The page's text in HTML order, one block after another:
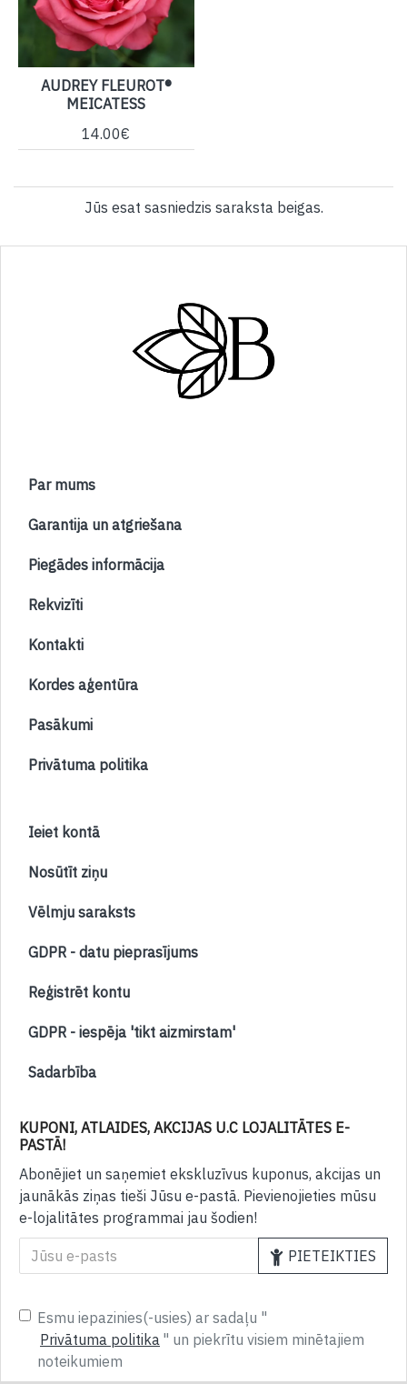
AUDREY FLEUROT®
MEICATESS
14.00€
Jūs esat sasniedzis saraksta beigas.
Par mums
Garantija un atgriešana
Piegādes informācija
Rekvizīti
Kontakti
Kordes aģentūra
Pasākumi
Privātuma politika
Ieiet kontā
Nosūtīt ziņu
Vēlmju saraksts
GDPR - datu pieprasījums
Reģistrēt kontu
GDPR - iespēja 'tikt aizmirstam'
Sadarbība
KUPONI, ATLAIDES, AKCIJAS U.C LOJALITĀTES E-
PASTĀ!
Abonējiet un saņemiet ekskluzīvus kuponus, akcijas un
jaunākās ziņas tieši Jūsu e-pastā. Pievienojieties mūsu
e-lojalitātes programmai jau šodien!
PIETEIKTIES
Esmu iepazinies(-usies) ar sadaļu "
Privātuma politika " un piekrītu visiem minētajiem
noteikumiem